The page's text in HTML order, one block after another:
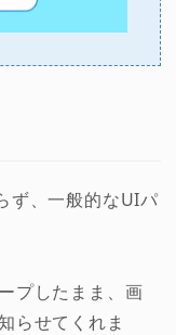
ず、一般的なUIパ
プしたまま、画
らせてくれま